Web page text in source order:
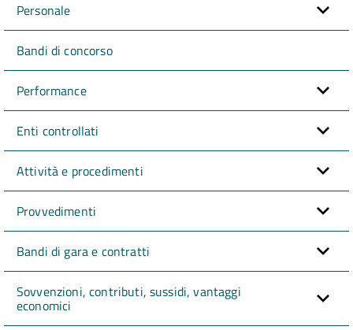
Personale
Bandi di concorso
Performance
Enti controllati
Attività e procedimenti
Provvedimenti
Bandi di gara e contratti
Sovvenzioni, contributi, sussidi, vantaggi
economici